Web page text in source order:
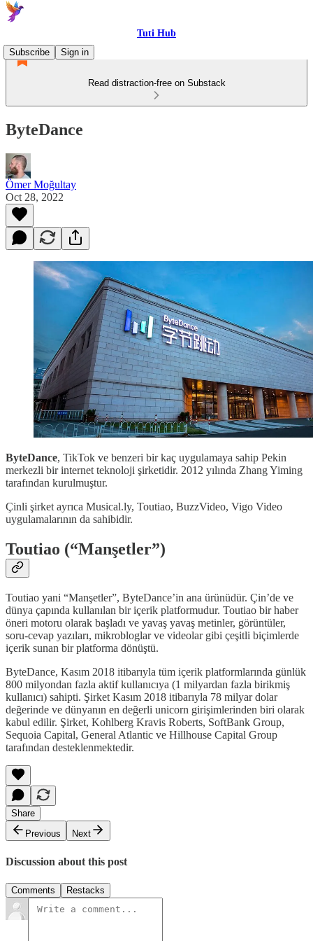
Tuti Hub
Subscribe
Sign in
Read distraction-free on Substack
ByteDance
Ömer Moğultay
Oct 28, 2022
ByteDance, TikTok ve benzeri bir kaç uygulamaya sahip Pekin
merkezli bir internet teknoloji şirketidir. 2012 yılında Zhang Yiming
tarafından kurulmuştur.
Çinli şirket ayrıca Musical.ly, Toutiao, BuzzVideo, Vigo Video
uygulamalarının da sahibidir.
Toutiao (“Manşetler”)
Toutiao yani “Manşetler”, ByteDance’in ana ürünüdür. Çin’de ve
dünya çapında kullanılan bir içerik platformudur. Toutiao bir haber
öneri motoru olarak başladı ve yavaş yavaş metinler, görüntüler,
soru-cevap yazıları, mikrobloglar ve videolar gibi çeşitli biçimlerde
içerik sunan bir platforma dönüştü.
ByteDance, Kasım 2018 itibarıyla tüm içerik platformlarında günlük
800 milyondan fazla aktif kullanıcıya (1 milyardan fazla birikmiş
kullanıcı) sahipti. Şirket Kasım 2018 itibarıyla 78 milyar dolar
değerinde ve dünyanın en değerli unicorn girişimlerinden biri olarak
kabul edilir. Şirket, Kohlberg Kravis Roberts, SoftBank Group,
Sequoia Capital, General Atlantic ve Hillhouse Capital Group
tarafından desteklenmektedir.
Share
Previous
Next
Discussion about this post
Comments Restacks